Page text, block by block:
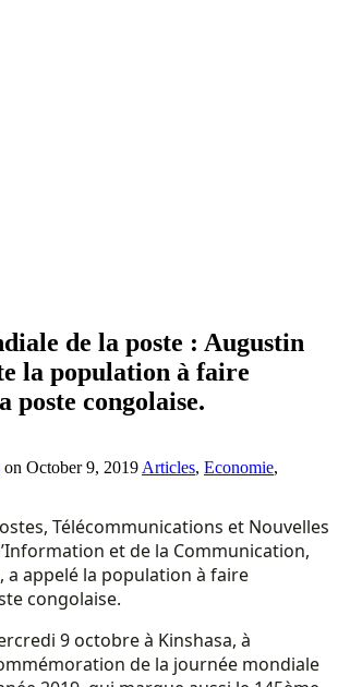
de la poste : Augustin
la population à faire
poste congolaise.
on October 9, 2019 Articles, Economie,
Télécommunications et Nouvelles
et de la Communication,
a appelé la population à faire
congolaise.
9 octobre à Kinshasa, à
de la journée mondiale